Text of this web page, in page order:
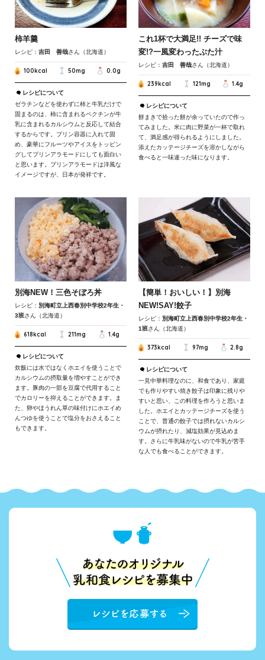
柿羊羹
レシピ：吉田 善哉さん（北海道）
100kcal 50mg 0.0g
レシピについて
ゼラチンなどを使わずに柿と牛乳だけで
固まるのは、柿に含まれるペクチンが牛
乳に含まれるカルシウムと反応して結合
するからです。プリン容器に入れて固
め、豪華にフルーツやアイスをトッピン
グしてプリンアラモードにしても面白い
と思います。プリンアラモードは洋風な
イメージですが、日本が発祥です。
これ1杯で大満足!! チーズで味
変!?一風変わったぶた汁
レシピ：吉田 善哉さん（北海道）
239kcal 121mg 1.4g
レシピについて
餅まきで拾った餅が余っていたので作っ
てみました。米に肉に野菜が一杯で取れ
て、満足感が得られるようにしました。
添えたカッテージチーズを溶かしながら
食べると一味違った味になります。
別海NEW！三色そぼろ丼
レシピ： 別海町立上西春別中学校2年生・
3班さん（北海道）
618kcal 211mg 1.4g
レシピについて
炊飯には水ではなくホエイを使うことで
カルシウムの摂取量を増やすことができ
ます。豚肉の一部を豆腐で代用すること
でカロリーを抑えることができます。ま
た、卵やほうれん草の味付けにホエイめ
んつゆを使うことで塩分をおさえること
もできます。
【簡単！おいしい！】別海
NEW!SAY!餃子
レシピ： 別海町立上西春別中学校2年生・
1班さん（北海道）
373kcal 97mg 2.8g
レシピについて
一見中華料理なのに、和食であり、家庭
でも作りやすい焼き餃子は印象に残りや
すいと思い、この料理を作ろうと思いま
した。ホエイとカッテージチーズを使う
ことで、普通の餃子では摂れないカルシ
ウムが摂れたり、減塩効果が見込めま
す。さらに牛乳味がないので牛乳が苦手
な人でも食べることができます。